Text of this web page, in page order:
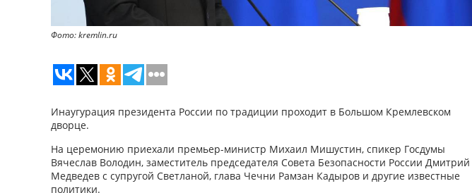
Фото: kremlin.ru
Инаугурация президента России по традиции проходит в Большом Кремлевском
дворце.
На церемонию приехали премьер-министр Михаил Мишустин, спикер Госдумы
Вячеслав Володин, заместитель председателя Совета Безопасности России Дмитрий
Медведев с супругой Светланой, глава Чечни Рамзан Кадыров и другие известные
политики.